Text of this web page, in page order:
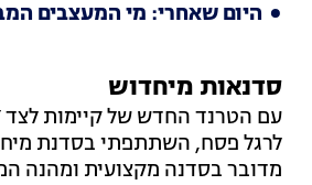
היום שאחרי: מי המעצבים
סדנאות מיחדוש
מדובר בסדנה מקצועית ומהנה